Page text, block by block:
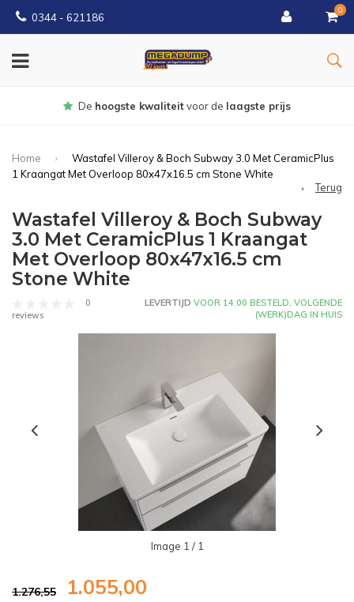
0344 - 621186
0
Gratisbezorgd vanaf € 150
Home
Wastafel Villeroy & Boch Subway 3.0 Met CeramicPlus
1 Kraangat Met Overloop 80x47x16.5 cm Stone White
Terug
Wastafel Villeroy & Boch Subway
3.0 Met CeramicPlus 1 Kraangat
Met Overloop 80x47x16.5 cm
Stone White
0
reviews
LEVERTIJD VOOR 14:00 BESTELD, VOLGENDE
(WERK)DAG IN HUIS
Image 1 / 1
1.276,55 1.055,00